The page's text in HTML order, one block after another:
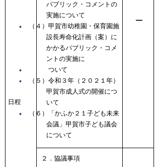
日程
パブリック・コメントの
実施について
（４）甲賀市幼稚園・保育園施
設長寿命化計画（案）に
かかるパブリック・コメ
ントの実施に
ついて
（５）令和３年（２０２１年）
甲賀市成人式の開催につ
いて
（６）「かふか２１子ども未来
会議」甲賀市子ども議会
について
ー
２．協議事項